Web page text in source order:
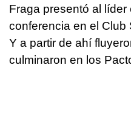
Fraga presentó al
conferencia en el Club
Y a partir de ahí
culminaron en los